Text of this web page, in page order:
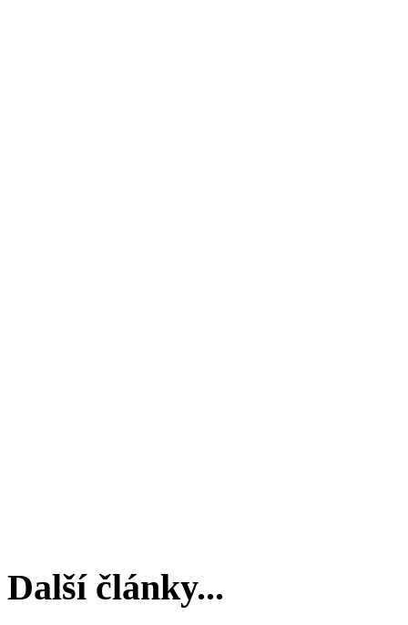
Další články...